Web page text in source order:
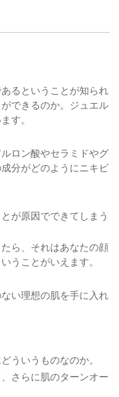
るということが知られ
できるのか。ジュエル
す。
ロン酸やセラミドやグ
分がどのようにニキビ
が原因でできてしまう
ら、それはあなたの顔
うことがいえます。
い理想の肌を手に入れ
ういうものなのか。
さらに肌のターンオー